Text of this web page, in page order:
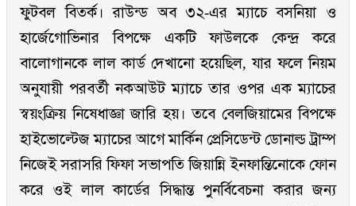
ফুটবল বিতর্ক। রাউন্ড অব ৩২-এর ম্যাচে বসনিয়া ও
হার্জেগোভিনার বিপক্ষে একটি ফাউলকে কেন্দ্র করে
বালোগানকে লাল কার্ড দেখানো হয়েছিল, যার ফলে নিয়ম
অনুযায়ী পরবর্তী নকআউট ম্যাচে তার ওপর এক ম্যাচের
স্বয়ংক্রিয় নিষেধাজ্ঞা জারি হয়। তবে বেলজিয়ামের বিপক্ষে
হাইভোল্টেজ ম্যাচের আগে মার্কিন প্রেসিডেন্ট ডোনাল্ড ট্রাম্প
নিজেই সরাসরি ফিফা সভাপতি জিয়ান্নি ইনফান্তিনোকে ফোন
করে ওই লাল কার্ডের সিদ্ধান্ত পুনর্বিবেচনা করার জন্য